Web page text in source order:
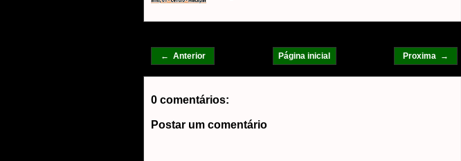
← Anterior Proxima →
Página inicial
0 comentários:
Postar um comentário